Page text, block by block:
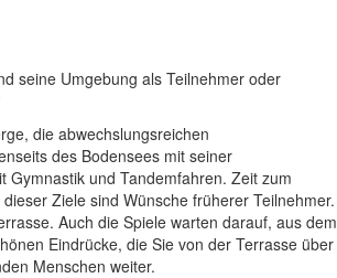
seine Umgebung als Teilnehmer oder
die abwechslungsreichen
des Bodensees mit seiner
Gymnastik und Tandemfahren. Zeit zum
Ziele sind Wünsche früherer Teilnehmer.
Auch die Spiele warten darauf, aus dem
Eindrücke, die Sie von der Terrasse über
Menschen weiter.